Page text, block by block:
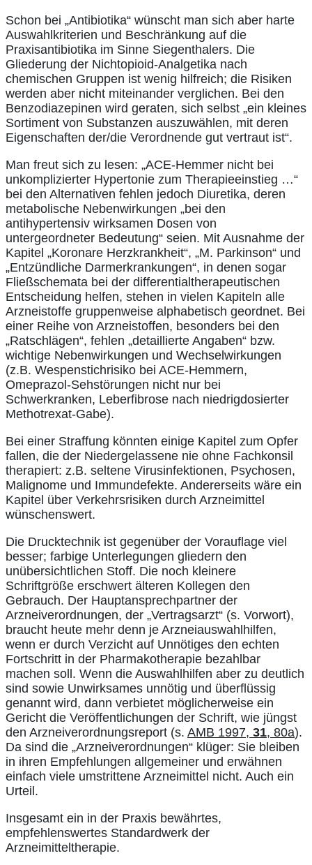
Schon bei „Antibiotika“ wünscht man sich aber harte
Auswahlkriterien und Beschränkung auf die
Praxisantibiotika im Sinne Siegenthalers. Die
Gliederung der Nichtopioid-Analgetika nach
chemischen Gruppen ist wenig hilfreich; die Risiken
werden aber nicht miteinander verglichen. Bei den
Benzodiazepinen wird geraten, sich selbst „ein kleines
Sortiment von Substanzen auszuwählen, mit deren
Eigenschaften der/die Verordnende gut vertraut ist“.
Man freut sich zu lesen: „ACE-Hemmer nicht bei
unkomplizierter Hypertonie zum Therapieeinstieg …“
bei den Alternativen fehlen jedoch Diuretika, deren
metabolische Nebenwirkungen „bei den
antihypertensiv wirksamen Dosen von
untergeordneter Bedeutung“ seien. Mit Ausnahme der
Kapitel „Koronare Herzkrankheit“, „M. Parkinson“ und
„Entzündliche Darmerkrankungen“, in denen sogar
Fließschemata bei der differentialtherapeutischen
Entscheidung helfen, stehen in vielen Kapiteln alle
Arzneistoffe gruppenweise alphabetisch geordnet. Bei
einer Reihe von Arzneistoffen, besonders bei den
„Ratschlägen“, fehlen „detaillierte Angaben“ bzw.
wichtige Nebenwirkungen und Wechselwirkungen
(z.B. Wespenstichrisiko bei ACE-Hemmern,
Omeprazol-Sehstörungen nicht nur bei
Schwerkranken, Leberfibrose nach niedrigdosierter
Methotrexat-Gabe).
Bei einer Straffung könnten einige Kapitel zum Opfer
fallen, die der Niedergelassene nie ohne Fachkonsil
therapiert: z.B. seltene Virusinfektionen, Psychosen,
Malignome und Immundefekte. Andererseits wäre ein
Kapitel über Verkehrsrisiken durch Arzneimittel
wünschenswert.
Die Drucktechnik ist gegenüber der Vorauflage viel
besser; farbige Unterlegungen gliedern den
unübersichtlichen Stoff. Die noch kleinere
Schriftgröße erschwert älteren Kollegen den
Gebrauch. Der Hauptansprechpartner der
Arzneiverordnungen, der „Vertragsarzt“ (s. Vorwort),
braucht heute mehr denn je Arzneiauswahlhilfen,
wenn er durch Verzicht auf Unnötiges den echten
Fortschritt in der Pharmakotherapie bezahlbar
machen soll. Wenn die Auswahlhilfen aber zu deutlich
sind sowie Unwirksames unnötig und überflüssig
genannt wird, dann verbietet möglicherweise ein
Gericht die Veröffentlichungen der Schrift, wie jüngst
den Arzneiverordnungsreport (s. AMB 1997, 31, 80a).
Da sind die „Arzneiverordnungen“ klüger: Sie bleiben
in ihren Empfehlungen allgemeiner und erwähnen
einfach viele umstrittene Arzneimittel nicht. Auch ein
Urteil.
Insgesamt ein in der Praxis bewährtes,
empfehlenswertes Standardwerk der
Arzneimitteltherapie.